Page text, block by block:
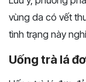
vùng da có vết
tình trạng này
Uống trà lá